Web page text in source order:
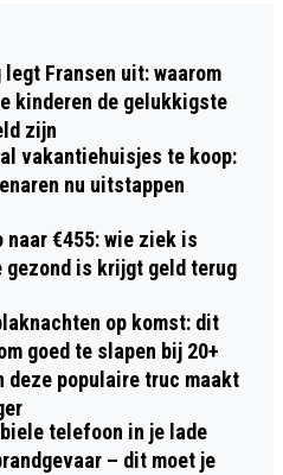
legt Fransen uit: waarom
kinderen de gelukkigste
zijn
vakantiehuisjes te koop:
nu uitstappen
naar €455: wie ziek is
gezond is krijgt geld terug
op komst: dit
goed te slapen bij 20+
deze populaire truc maakt
telefoon in je lade
– dit moet je